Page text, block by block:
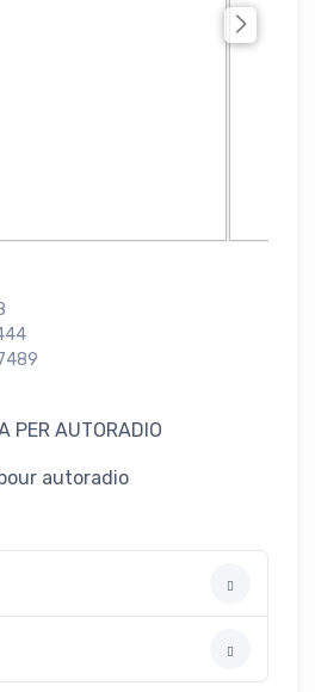
PER AUTORADIO
autoradio